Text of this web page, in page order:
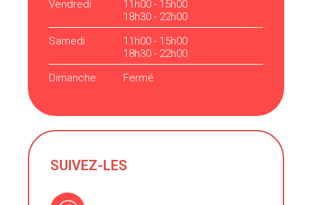
Vendredi
11h00 - 15h00
18h30 - 22h00
Samedi
11h00 - 15h00
18h30 - 22h00
Dimanche
Fermé
SUIVEZ-LES